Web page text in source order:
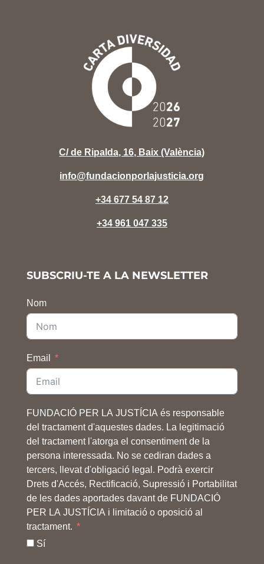
C/ de Ripalda, 16, Baix (València)
info@fundacionporlajusticia.org
+34 677 54 87 12
+34 961 047 335
SUBSCRIU-TE A LA NEWSLETTER
Nom
Email
FUNDACIÓ PER LA JUSTÍCIA és responsable
del tractament d'aquestes dades. La legitimació
del tractament l'atorga el consentiment de la
persona interessada. No se cediran dades a
tercers, llevat d'obligació legal. Podrà exercir
Drets d'Accés, Rectificació, Supressió i Portabilitat
de les dades aportades davant de FUNDACIÓ
PER LA JUSTÍCIA i limitació o oposició al
tractament.
Sí